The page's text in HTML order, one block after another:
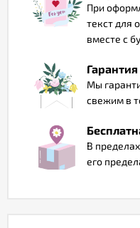
При
текст для
вместе с
Мы
свежим в
В
его